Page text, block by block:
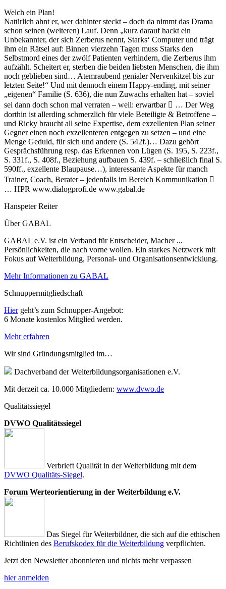
Welch ein Plan!
Natürlich ahnt er, wer dahinter steckt – doch da nimmt das Drama
schon seinen (weiteren) Lauf. Denn „kurz darauf hackt ein
Unbekannter, der sich Zerberus nennt, Starks‘ Computer und trägt
ihm ein Rätsel auf: Binnen vierzehn Tagen muss Starks den
Selbstmord eines der zwölf Patienten verhindern, die Zerberus ihm
aufzählt. Scheitert er, sterben die beiden liebsten Menschen, die ihm
noch geblieben sind… Atemraubend genialer Nervenkitzel bis zur
letzten Seite!“ Und mit dennoch einem Happy-ending, mit seiner
„eigenen“ Familie (S. 636), die nun Zuwachs erhalten hat – soviel
sei dann doch schon mal verraten – weil: erwartbar  … Der Weg
dorthin ist allerding schmerzlich für viele Beteiligte & Betroffene –
und Ricky braucht all seine Expertise, dem exzellenten Plan seiner
Gegner einen noch exzellenteren entgegen zu setzen – und eine
Menge Geduld, für sich und andere (S. 542f.)… Dazu gehört
Gesprächsführung resp. das Erkennen von Lügen (S. 195, S. 223f.,
S. 331f., S. 408f., Beziehung aufbauen S. 439f. – schließlich final S.
590ff., exzellente Blaupause…), interessante Aspekte für manch
Trainer, Coach, Berater – jedenfalls im Bereich Kommunikation 
… HPR www.dialogprofi.de www.gabal.de
Hanspeter Reiter
Über GABAL
GABAL e.V. ist ein Verband für Entscheider, Macher ...
Persönlichkeiten, die nach vorne wollen. Ein starkes Netzwerk mit
Fokus auf Weiterbildung, Personal- und Organisationsentwicklung.
Mehr Informationen zu GABAL
Schnuppermitgliedschaft
Hiergeht’s zum Schnupper-Angebot:
6 Monate kostenlos Mitglied werden.
Mehr erfahren
Wir sind Gründungsmitglied im…
Dachverband der Weiterbildungsorganisationen e.V.
Mit derzeit ca. 10.000 Mitgliedern: www.dvwo.de
Qualitätssiegel
DVWO Qualitätssiegel
Verbrieft Qualität in der Weiterbildung mit dem
DVWO Qualitäts-Siegel.
Forum Werteorientierung in der Weiterbildung e.V.
Das Siegel für Weiterbildner, die sich auf die ethischen
Richtlinien des Berufskodex für die Weiterbildung verpflichten.
Jetzt den Newsletter abonnieren und nichts mehr verpassen
hier anmelden